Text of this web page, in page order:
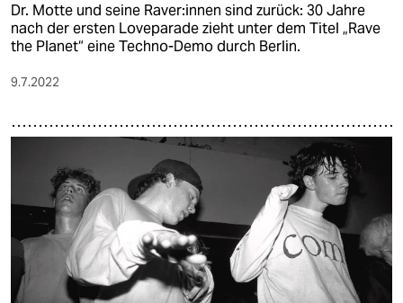
Dr. Motte und seine Ra­ver:­in­nen sind zurück: 30 Jahre
nach der ersten Loveparade zieht unter dem Titel „Rave
the Planet“ eine Techno-Demo durch Berlin.
9.7.2022